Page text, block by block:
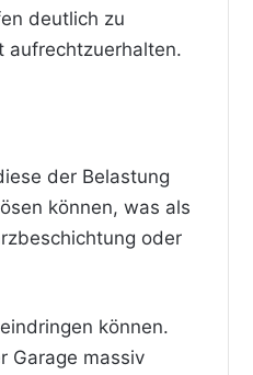
deutlich zu
aufrechtzuerhalten.
der Belastung
können, was als
oder
können.
Garage massiv